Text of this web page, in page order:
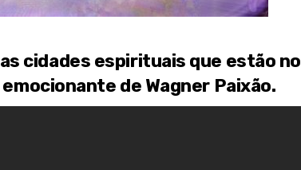
cidades espirituais que estão no
de Wagner Paixão.